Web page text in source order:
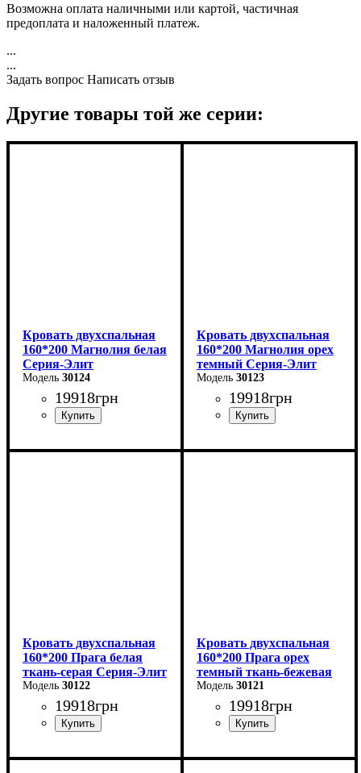
Возможна оплата наличными или картой, частичная
предоплата и наложенный платеж.
...
...
Задать вопрос Написать отзыв
Другие товары той же серии:
Кровать двухспальная
160*200 Магнолия белая
Серия-Элит
30124
19918грн
Ширина: 168 см
Кровать двухспальная
160*200 Магнолия орех
темный Серия-Элит
30123
19918грн
Ширина: 168 см
Кровать двухспальная
160*200 Прага белая
ткань-серая Серия-Элит
30122
19918грн
Ширина: 168 см
Кровать двухспальная
160*200 Прага орех
темный ткань-бежевая
Серия-Элит
30121
19918грн
Ширина: 168 см